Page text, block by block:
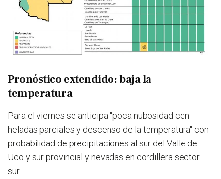
Pronóstico extendido: baja la
temperatura
Para el viernes se anticipa "poca nubosidad con
heladas parciales y descenso de la temperatura" con
probabilidad de precipitaciones al sur del Valle de
Uco y sur provincial y nevadas en cordillera sector
sur.